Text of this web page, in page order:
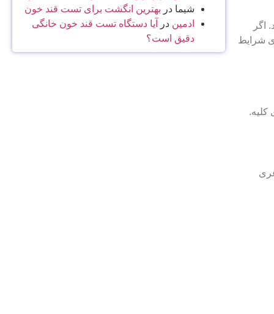
اگر
شرایط
کلیه.
شیما در بهترین انگشت برای تست قند خون
ادمین در
آیا دستگاه تست قند خون خانگی
دقیق است؟